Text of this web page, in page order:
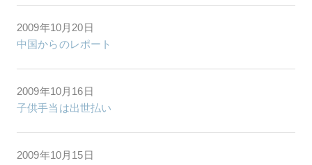
2009年10月20日
中国からのレポート
2009年10月16日
子供手当は出世払い
2009年10月15日